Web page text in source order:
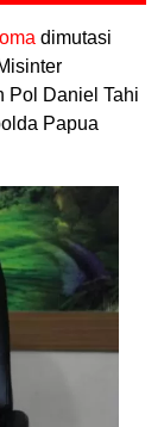
dimutasi
Pol Daniel Tahi
Papua